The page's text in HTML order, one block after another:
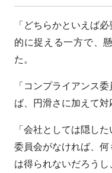
「どちらかといえば
的に捉える一方で、
た。
「コンプライアンス
ば、円滑さに加えて対
「会社としては隠し
委員会がなければ、
は得られないだろう